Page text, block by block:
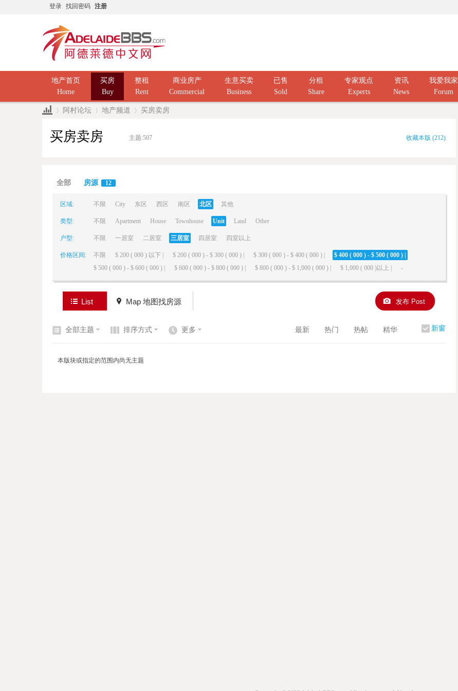
登录 找回密码 注册
地产首页
Home
买房
Buy
整租
Rent
商业房产
Commercial
生意买卖
Business
已售
Sold
分租
Share
专家观点
Experts
资讯
News
我爱我家
Forum
阿村论坛 地产频道 买房卖房
买房卖房 主题:507 收藏本版 (212)
全部 房源 12
区域: 不限 City 东区 西区 南区 北区 其他
类型: 不限 Apartment House Townhouse Unit Land Other
户型: 不限 一居室 二居室 三居室 四居室 四室以上
价格区间: 不限 $ 200 ( 000 ) 以下 | $ 200 ( 000 ) - $ 300 ( 000 ) | $ 300 ( 000 ) - $ 400 ( 000 ) |
$ 400 ( 000 ) - $ 500 ( 000 ) |
$ 500 ( 000 ) - $ 600 ( 000 ) |
$ 600 ( 000 ) - $ 800 ( 000 ) | $ 800 ( 000 ) - $ 1,000 ( 000 ) | $ 1,000 ( 000 )以上 | -
List Map 地图找房源 发布 Post
新窗
全部主题 排序方式 更多 最新 热门 热帖 精华
本版块或指定的范围内尚无主题